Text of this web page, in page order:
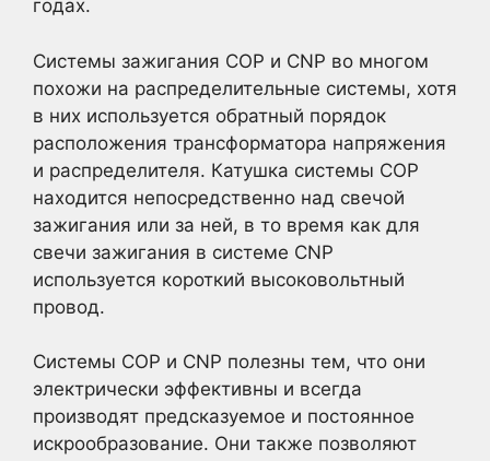
годах.
Системы зажигания COP и CNP во многом
похожи на распределительные системы, хотя
в них используется обратный порядок
расположения трансформатора напряжения
и распределителя. Катушка системы COP
находится непосредственно над свечой
зажигания или за ней, в то время как для
свечи зажигания в системе CNP
используется короткий высоковольтный
провод.
Системы COP и CNP полезны тем, что они
электрически эффективны и всегда
производят предсказуемое и постоянное
искрообразование. Они также позволяют